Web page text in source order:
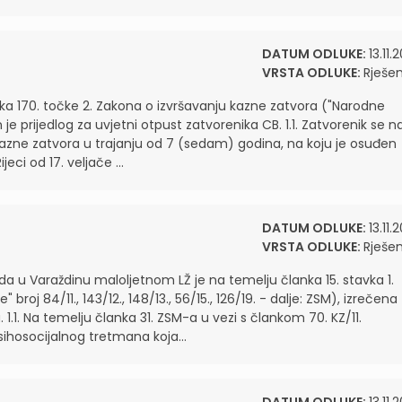
DATUM ODLUKE:
VRSTA ODLUKE:
170. točke 2. Zakona o izvršavanju kazne zatvora ("Narodne
je prijedlog za uvjetni otpust zatvorenika CB. 1.1. Zatvorenik se
zatvora u trajanju od 7 (sedam) godina, na koju je osuđen
od 17. veljače ...
DATUM ODLUKE:
VRSTA ODLUKE:
u Varaždinu maloljetnom LŽ je na temelju članka 15. stavka 1.
84/11., 143/12., 148/13., 56/15., 126/19. - dalje: ZSM), izrečena
Na temelju članka 31. ZSM-a u vezi s člankom 70. KZ/11.
tretmana koja...